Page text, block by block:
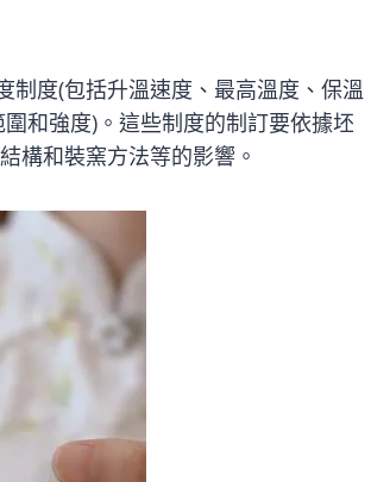
制度(包括升溫速度、最高溫度、保溫
和強度)。這些制度的制訂要依據坯
構和裝窯方法等的影響。